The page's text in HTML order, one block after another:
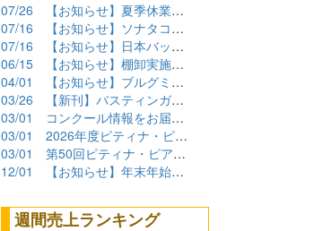
07/26
【お知らせ】夏季休業期間について
07/16
【お知らせ】ソナタコンクール2026参加要項公開
07/16
【お知らせ】日本バッハコンクール2026参加要項公開
06/15
【お知らせ】棚卸実施に伴うショップ臨時休業について
04/01
【お知らせ】ブルグミュラーコンクール2026課題曲公開
03/26
【新刊】バスティンガイド再販しました！
03/01
コンクール情報をお届けします！（2026年度）
03/01
2026年度ピティナ・ピアノコンペティション課題曲商品
03/01
第50回ピティナ・ピアノコンペティション課題曲公開！
12/01
【お知らせ】年末年始の営業について
週間売上ランキング